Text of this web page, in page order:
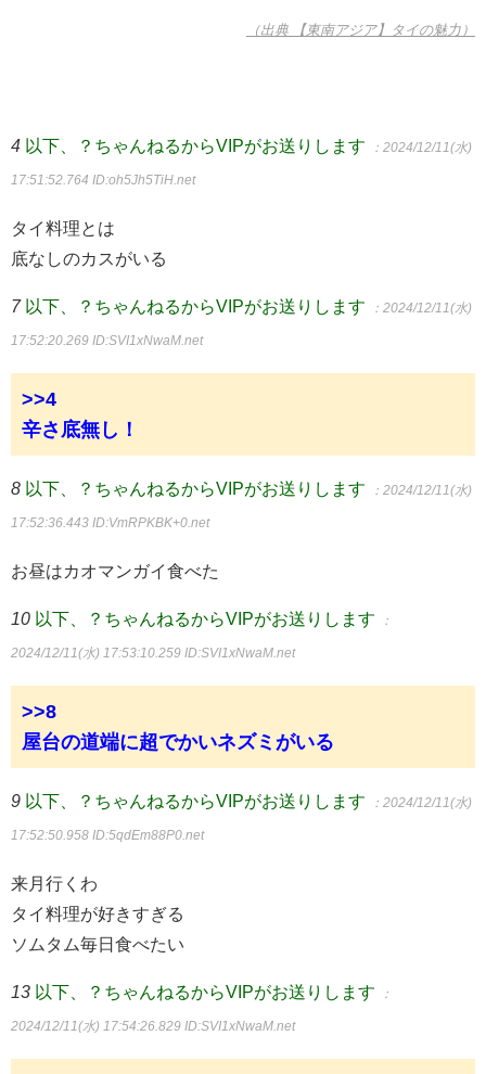
（出典 【東南アジア】タイの魅力）
4 以下、？ちゃんねるからVIPがお送りします ：2024/12/11(水)
17:51:52.764 ID:oh5Jh5TiH.net
タイ料理とは
底なしのカスがいる
7 以下、？ちゃんねるからVIPがお送りします ：2024/12/11(水)
17:52:20.269 ID:SVI1xNwaM.net
>>4
辛さ底無し！
8 以下、？ちゃんねるからVIPがお送りします ：2024/12/11(水)
17:52:36.443 ID:VmRPKBK+0.net
お昼はカオマンガイ食べた
10 以下、？ちゃんねるからVIPがお送りします ：
2024/12/11(水) 17:53:10.259 ID:SVI1xNwaM.net
>>8
屋台の道端に超でかいネズミがいる
9 以下、？ちゃんねるからVIPがお送りします ：2024/12/11(水)
17:52:50.958 ID:5qdEm88P0.net
来月行くわ
タイ料理が好きすぎる
ソムタム毎日食べたい
13 以下、？ちゃんねるからVIPがお送りします ：
2024/12/11(水) 17:54:26.829 ID:SVI1xNwaM.net